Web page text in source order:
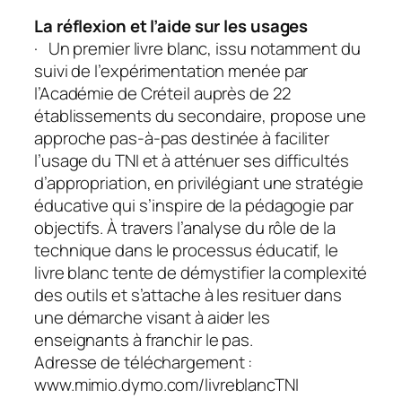
La réflexion et l’aide sur les usages
· Un premier livre blanc, issu notamment du
suivi de l’expérimentation menée par
l’Académie de Créteil auprès de 22
établissements du secondaire, propose une
approche pas-à-pas destinée à faciliter
l’usage du TNI et à atténuer ses difficultés
d’appropriation, en privilégiant une stratégie
éducative qui s’inspire de la pédagogie par
objectifs. À travers l’analyse du rôle de la
technique dans le processus éducatif, le
livre blanc tente de démystifier la complexité
des outils et s’attache à les resituer dans
une démarche visant à aider les
enseignants à franchir le pas.
Adresse de téléchargement :
www.mimio.dymo.com/livreblancTNI